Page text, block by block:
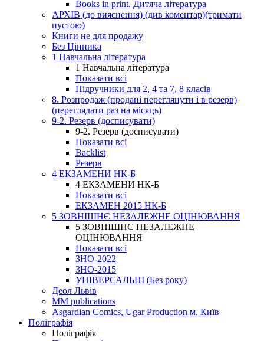
Books in print. Дитяча література
АРХІВ (до вияснення) (див коментар)(тримати
пустою)
Книги не для продажу
Без Цінника
1 Навчальна література
1 Навчальна література
Показати всі
Підручники для 2, 4 та 7, 8 класів
8. Розпродаж (продані переглянути і в резерв)
(переглядати раз на місяць)
9-2. Резерв (досписувати)
9-2. Резерв (досписувати)
Показати всі
Backlist
Резерв
4 ЕКЗАМЕНИ НК-Б
4 ЕКЗАМЕНИ НК-Б
Показати всі
ЕКЗАМЕН 2015 НК-Б
5 ЗОВНІШНЄ НЕЗАЛЕЖНЕ ОЦІНЮВАННЯ
5 ЗОВНІШНЄ НЕЗАЛЕЖНЕ
ОЦІНЮВАННЯ
Показати всі
ЗНО-2022
ЗНО-2015
УНІВЕРСАЛЬНІ (Без року)
Деол Львів
MM publications
Asgardian Comics, Ugar Production м. Київ
Поліграфія
Поліграфія